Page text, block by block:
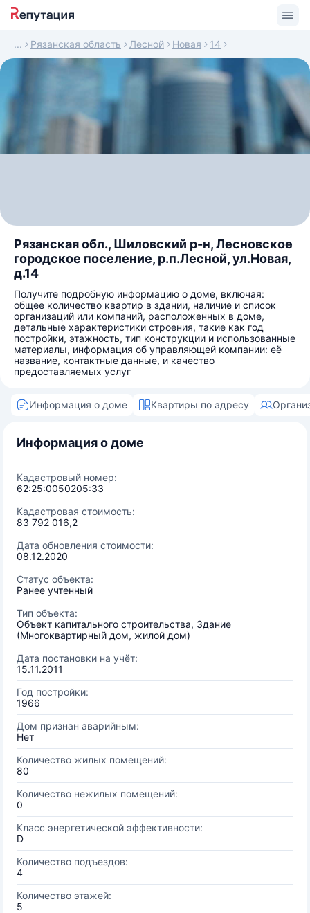
Рязанская область Лесной Новая 14
Рязанская обл., Шиловский р-н, Лесновское
городское поселение, р.п.Лесной, ул.Новая,
д.14
Получите подробную информацию о доме, включая:
общее количество квартир в здании, наличие и список
организаций или компаний, расположенных в доме,
детальные характеристики строения, такие как год
постройки, этажность, тип конструкции и использованные
материалы, информация об управляющей компании: её
название, контактные данные, и качество
предоставляемых услуг
Информация о доме Квартиры по адресу
Информация о доме
Кадастровый номер:
62:25:0050205:33
Кадастровая стоимость:
83 792 016,2
Дата обновления стоимости:
08.12.2020
Статус объекта:
Ранее учтенный
Тип объекта:
Объект капитального строительства, Здание
(Многоквартирный дом, жилой дом)
Дата постановки на учёт:
15.11.2011
Год постройки:
1966
Дом признан аварийным:
Нет
Количество жилых помещений:
80
Количество нежилых помещений:
0
Класс энергетической эффективности:
D
Количество подъездов:
4
Количество этажей:
5